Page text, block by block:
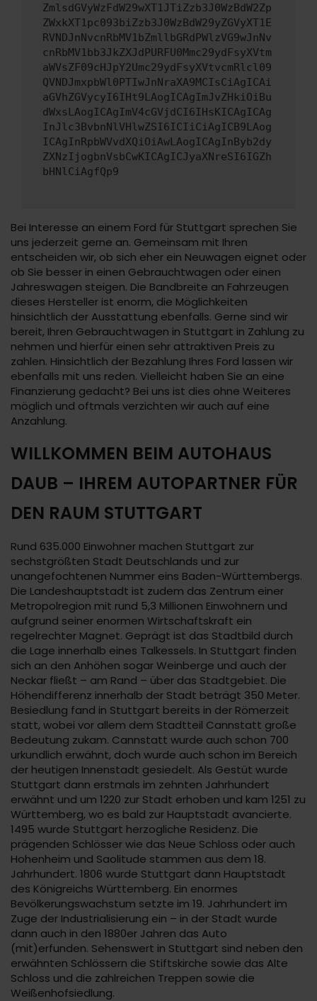
ZmlsdGVyWzFdW29wXT1JTiZzb3J0WzBdW2Zp
ZWxkXT1pc093biZzb3J0WzBdW29yZGVyXT1E
RVNDJnNvcnRbMV1bZmllbGRdPWlzVG9wJnNv
cnRbMV1bb3JkZXJdPURFU0Mmc29ydFsyXVtm
aWVsZF09cHJpY2Umc29ydFsyXVtvcmRlcl09
QVNDJmxpbWl0PTIwJnNraXA9MCIsCiAgICAi
aGVhZGVycyI6IHt9LAogICAgImJvZHkiOiBu
dWxsLAogICAgImV4cGVjdCI6IHsKICAgICAg
InJlc3BvbnNlVHlwZSI6ICIiCiAgICB9LAog
ICAgInRpbWVvdXQiOiAwLAogICAgInByb2dy
ZXNzIjogbnVsbCwKICAgICJyaXNreSI6IGZh
bHNlCiAgfQp9
Bei Interesse an einem Ford für Stuttgart sprechen Sie
uns jederzeit gerne an. Gemeinsam mit Ihren
entscheiden wir, ob sich eher ein Neuwagen eignet oder
ob Sie besser in einen Gebrauchtwagen oder einen
Jahreswagen steigen. Die Bandbreite an Fahrzeugen
dieses Hersteller ist enorm, die Möglichkeiten
hinsichtlich der Ausstattung ebenfalls. Gerne sind wir
bereit, Ihren Gebrauchtwagen in Stuttgart in Zahlung zu
nehmen und hierfür einen sehr attraktiven Preis zu
zahlen. Hinsichtlich der Bezahlung Ihres Ford lassen wir
ebenfalls mit uns reden. Vielleicht haben Sie an eine
Finanzierung gedacht? Bei uns ist dies ohne Weiteres
möglich und oftmals verzichten wir auch auf eine
Anzahlung.
WILLKOMMEN BEIM AUTOHAUS
DAUB – IHREM AUTOPARTNER FÜR
DEN RAUM STUTTGART
Rund 635.000 Einwohner machen Stuttgart zur
sechstgrößten Stadt Deutschlands und zur
unangefochtenen Nummer eins Baden-Württembergs.
Die Landeshauptstadt ist zudem das Zentrum einer
Metropolregion mit rund 5,3 Millionen Einwohnern und
aufgrund seiner enormen Wirtschaftskraft ein
regelrechter Magnet. Geprägt ist das Stadtbild durch
die Lage innerhalb eines Talkessels. In Stuttgart finden
sich an den Anhöhen sogar Weinberge und auch der
Neckar fließt – am Rand – über das Stadtgebiet. Die
Höhendifferenz innerhalb der Stadt beträgt 350 Meter.
Besiedlung fand in Stuttgart bereits in der Römerzeit
statt, wobei vor allem dem Stadtteil Cannstatt große
Bedeutung zukam. Cannstatt wurde auch schon 700
urkundlich erwähnt, doch wurde auch schon im Bereich
der heutigen Innenstadt gesiedelt. Als Gestüt wurde
Stuttgart dann erstmals im zehnten Jahrhundert
erwähnt und um 1220 zur Stadt erhoben und kam 1251 zu
Württemberg, wo es bald zur Hauptstadt avancierte.
1495 wurde Stuttgart herzogliche Residenz. Die
prägenden Schlösser wie das Neue Schloss oder auch
Hohenheim und Saolitude stammen aus dem 18.
Jahrhundert. 1806 wurde Stuttgart dann Hauptstadt
des Königreichs Württemberg. Ein enormes
Bevölkerungswachstum setzte im 19. Jahrhundert im
Zuge der Industrialisierung ein – in der Stadt wurde
dann auch in den 1880er Jahren das Auto
(mit)erfunden. Sehenswert in Stuttgart sind neben den
erwähnten Schlössern die Stiftskirche sowie das Alte
Schloss und die zahlreichen Treppen sowie die
Weißenhofsiedlung.